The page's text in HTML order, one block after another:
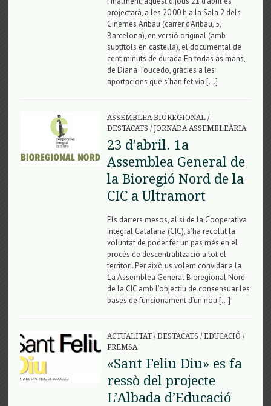
projectarà, a les 20:00 h a la Sala 2 dels
Cinemes Aribau (carrer d’Aribau, 5,
Barcelona), en versió original (amb
subtítols en castellà), el documental de
cent minuts de durada En todas as mans,
de Diana Toucedo, gràcies a les
aportacions que s’han fet via […]
ASSEMBLEA BIOREGIONAL/
DESTACATS /JORNADA ASSEMBLEÀRIA
23 d’abril. 1a
Assemblea General de
la Bioregió Nord de la
CIC a Ultramort
Els darrers mesos, al si de la Cooperativa
Integral Catalana (CIC), s’ha recollit la
voluntat de poder fer un pas més en el
procés de descentralització a tot el
territori. Per això us volem convidar a la
1a Assemblea General Bioregional Nord
de la CIC amb l’objectiu de consensuar les
bases de funcionament d’un nou […]
ACTUALITAT/DESTACATS /EDUCACIÓ /
PREMSA
«Sant Feliu Diu» es fa
ressò del projecte
L’Albada d’Educació